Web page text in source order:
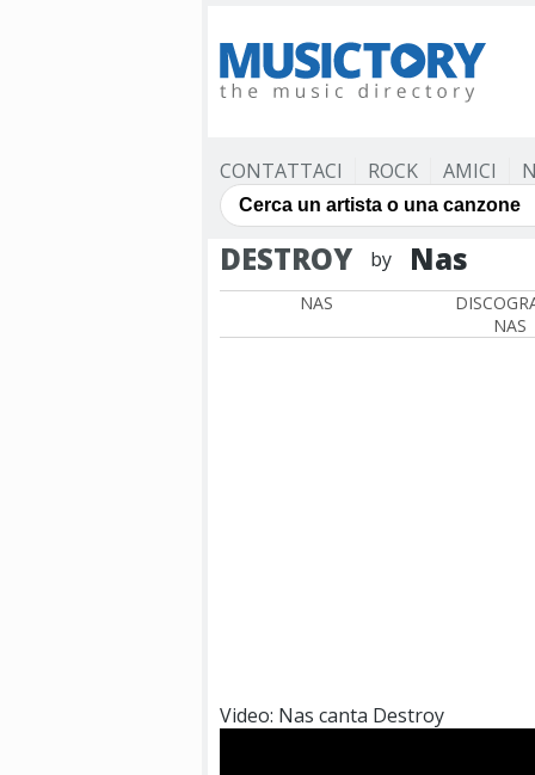
CONTATTACI ROCK AMICI
DESTROY by Nas
NAS
NAS
Video: Nas canta Destroy